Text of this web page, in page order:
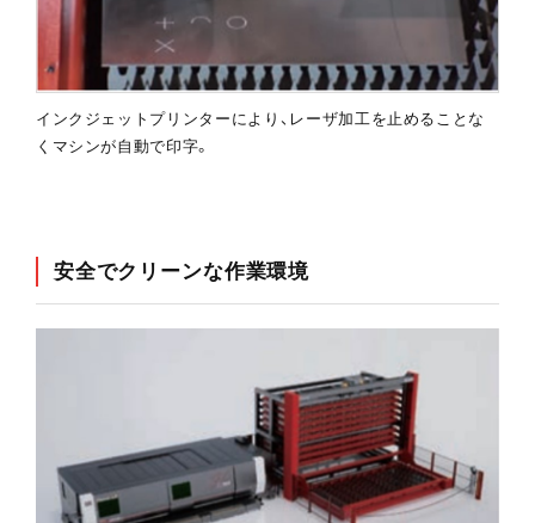
インクジェットプリンターにより、レーザ加工を止めることな
くマシンが自動で印字。
安全でクリーンな作業環境